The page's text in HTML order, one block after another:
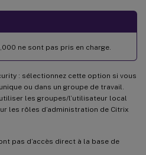
ne sont pas pris en charge.
: sélectionnez cette option si vous
ou dans un groupe de travail.
les groupes/l’utilisateur local
les rôles d’administration de Citrix
pas d’accès direct à la base de